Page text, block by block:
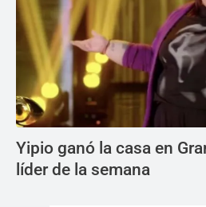
Yipio ganó la casa en
líder de la semana